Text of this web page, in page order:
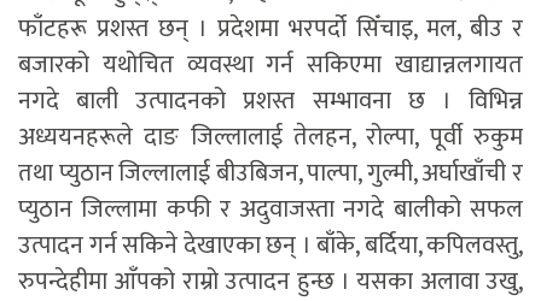
फाँटहरू प्रशस्त छन् । प्रदेशमा भरपर्दो सिँचाइ, मल, बीउ र
बजारको यथोचित व्यवस्था गर्न सकिएमा खाद्यान्नलगायत
नगदे बाली उत्पादनको प्रशस्त सम्भावना छ । विभिन्न
अध्ययनहरूले दाङ जिल्लालाई तेलहन, रोल्पा, पूर्वी रुकुम
तथा प्युठान जिल्लालाई बीउबिजन, पाल्पा, गुल्मी, अर्घाखाँची र
प्युठान जिल्लामा कफी र अदुवाजस्ता नगदे बालीको सफल
उत्पादन गर्न सकिने देखाएका छन् । बाँके, बर्दिया, कपिलवस्तु,
रुपन्देहीमा आँपको राम्रो उत्पादन हुन्छ । यसका अलावा उखु,